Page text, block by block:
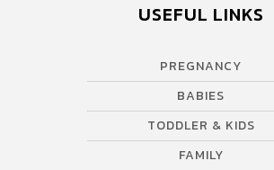
USEFUL LINKS
PREGNANCY
BABIES
TODDLER & KIDS
FAMILY